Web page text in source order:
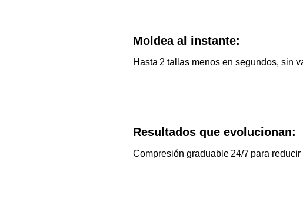
Moldea al instante:
Hasta 2 tallas menos en segundos, sin
Resultados que evolucionan:
Compresión graduable 24/7 para